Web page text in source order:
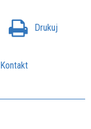
Drukuj
Kontakt